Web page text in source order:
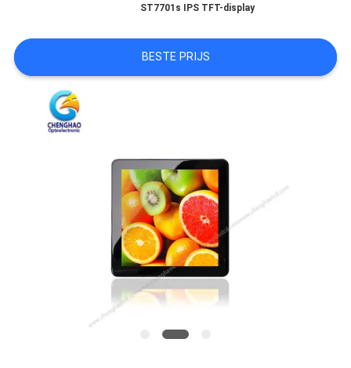
PRIVACY
POLICY
ST7701s IPS TFT-display
BESTE PRIJS